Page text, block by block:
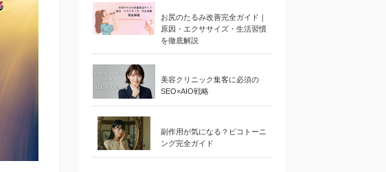
お尻のたるみ改善完全ガイド｜
原因・エクササイズ・生活習慣
を徹底解説
美容クリニック集客に必須の
SEO×AIO戦略
副作用が気になる？ピコトーニ
ング完全ガイド